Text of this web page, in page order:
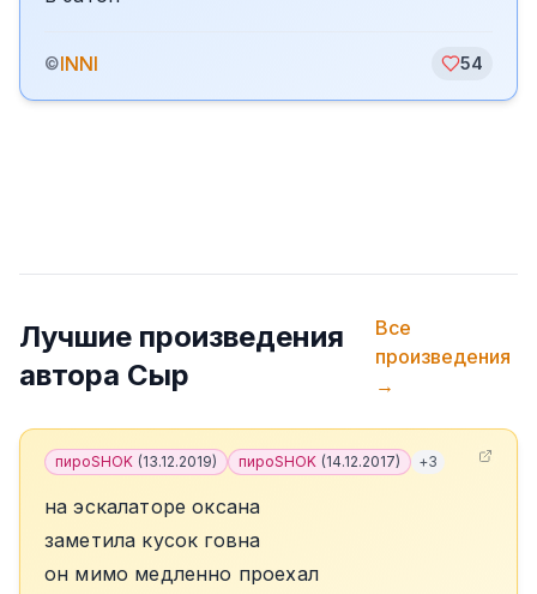
©INNI 54
Лучшие произведения
автора Сыр
Все
произведения
→
пироSHOK (13.12.2019) пироSHOK (14.12.2017) +3
на эскалаторе оксана
заметила кусок говна
он мимо медленно проехал